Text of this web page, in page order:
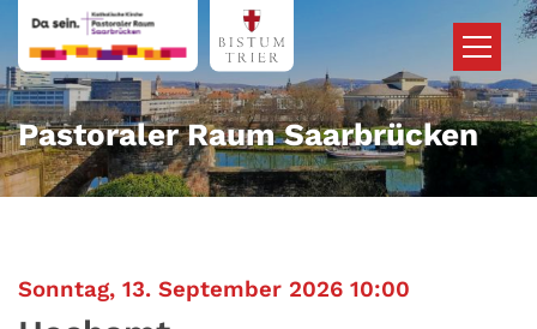
Zum Inhalt springen
Pastoraler Raum Saarbrücken
Sonntag, 13. September 2026 10:00